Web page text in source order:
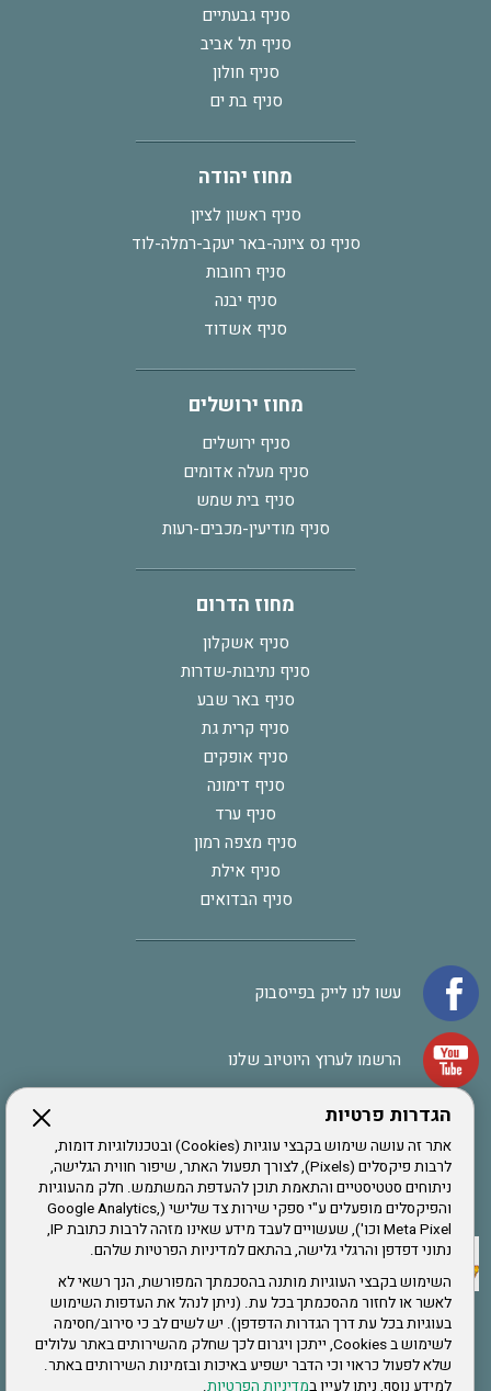
הגדרות פרטיות
אתר זה עושה שימוש בקבצי עוגיות (Cookies) ובטכנולוגיות דומות,
לרבות פיקסלים (Pixels), לצורך תפעול האתר, שיפור חווית הגלישה,
ניתוחים סטטיסטיים והתאמת תוכן להעדפת המשתמש. חלק מהעוגיות
והפיקסלים מופעלים ע"י ספקי שירות צד שלישי (Google Analytics,
Meta Pixel וכו'), שעשויים לעבד מידע שאינו מזהה לרבות כתובת IP,
נתוני דפדפן והרגלי גלישה, בהתאם למדיניות הפרטיות שלהם.
השימוש בקבצי העוגיות מותנה בהסכמתך המפורשת, הנך רשאי לא
לאשר או לחזור מהסכמתך בכל עת. (ניתן לנהל את העדפות השימוש
בעוגיות בכל עת דרך הגדרות הדפדפן). יש לשים לב כי סירוב/חסימה
לשימוש ב Cookies, ייתכן ויגרום לכך שחלק מהשירותים באתר עלולים
שלא לפעול כראוי וכי הדבר ישפיע באיכות ובזמינות השירותים באתר.
למידע נוסף, ניתן לעיין במדיניות הפרטיות.
סניף גבעתיים
סניף תל אביב
סניף חולון
סניף בת ים
מחוז יהודה
סניף ראשון לציון
סניף נס ציונה-באר יעקב-רמלה-לוד
סניף רחובות
סניף יבנה
סניף אשדוד
מחוז ירושלים
סניף ירושלים
סניף מעלה אדומים
סניף בית שמש
סניף מודיעין-מכבים-רעות
מחוז הדרום
סניף אשקלון
סניף נתיבות-שדרות
סניף באר שבע
סניף קרית גת
סניף אופקים
סניף דימונה
סניף ערד
סניף מצפה רמון
סניף אילת
סניף הבדואים
עשו לנו לייק בפייסבוק
הרשמו לערוץ היוטיוב שלנו
אתר צה"ל
תקנון האתר
שירותים